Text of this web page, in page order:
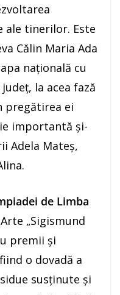
ale tinerilor. Este
Călin Maria Ada
națională cu
la acea fază
pregătirea ei
importantă și-
Adela Mateș,
de Limba
„Sigismund
premii și
o dovadă a
susținute și